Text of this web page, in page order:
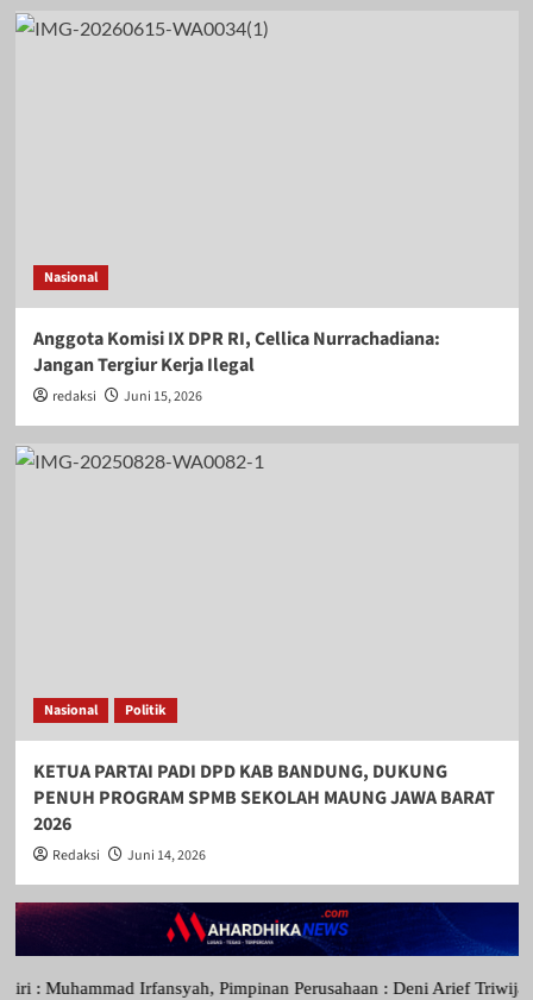
Nasional
Anggota Komisi IX DPR RI, Cellica Nurrachadiana:
Jangan Tergiur Kerja Ilegal
redaksi Juni 15, 2026
Nasional Politik
KETUA PARTAI PADI DPD KAB BANDUNG, DUKUNG
PENUH PROGRAM SPMB SEKOLAH MAUNG JAWA BARAT
2026
Redaksi Juni 14, 2026
Irfansyah, Pimpinan Perusahaan : Deni Arief Triwijaya,